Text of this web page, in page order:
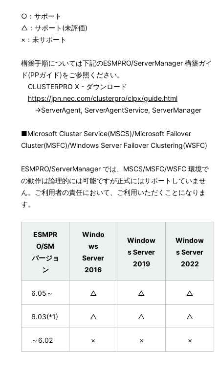
○：サポート
△：サポート(未評価)
×：未サポート
構築手順については下記のESMPRO/ServerManager 構築ガイ
ド(PPガイド)をご参照ください。
CLUSTERPRO X - ダウンロード
https://jpn.nec.com/clusterpro/clpx/guide.html
→ServerAgent, ServerAgentService, ServerManager
■Microsoft Cluster Service(MSCS)/Microsoft Failover
Cluster(MSFC)/Windows Server Failover Clustering(WSFC)
ESMPRO/ServerManager では、MSCS/MSFC/WSFC 環境で
の動作は論理的には可能ですが正式にはサポートしていませ
ん。ご利用者の責任において、ご利用いただくことになりま
す。
ESMPR
O/SM
バージョ
ン
Windo
ws
Server
2016
Window
s Server
2019
Window
s Server
2022
6.05～ △ △ △
6.03(*1) △ △ △
～6.02 × × ×